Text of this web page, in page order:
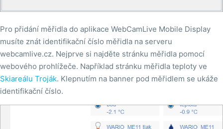
Pro přidání měřidla do aplikace WebCamLive Mobile Display
musíte znát identifikační číslo měřidla na serveru
webcamlive.cz. Nejprve si najděte stránku měřidla pomocí
webového prohlížeče. Například stránku měřidla teploty ve
Skiareálu Troják. Klepnutím na banner pod měřidlem se ukáže
identifikační číslo.